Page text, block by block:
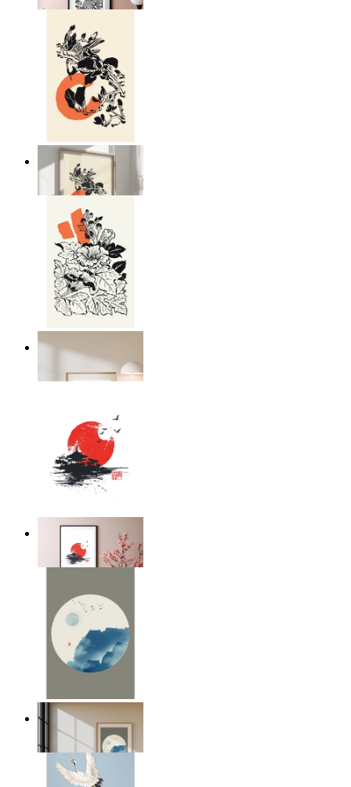
Japandi natur
Från 149 kr
Japandi Flora
149 kr
149 kr
Japandi måne
Från
149 kr